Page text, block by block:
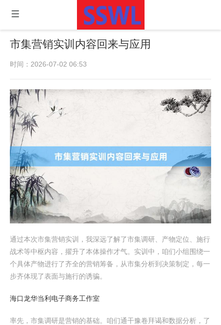
市集营销实训内容回来与应用
时间：2026-07-02 06:53
通过本次市集营销实训，我深远了解了市集调研、产物定位、施行
战术等中枢内容，擢升了本体操作才气。实训中，咱们小组围绕一
个具体产物进行了齐全的营销筹备，从市集分析到决策制定，每一
步齐体现了表面与施行的诱骗。
海口龙华当利电子商务工作室
率先，市集调研是营销的基础。咱们通干豫卷拜谒和数据分析，了